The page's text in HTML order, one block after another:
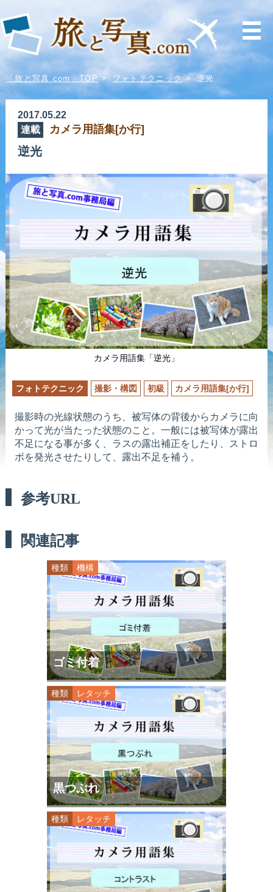
「旅と写真.com」TOP> フォトテクニック> 逆光
2017.05.22
連載
カメラ用語集[か行]
逆光
カメラ用語集「逆光」
フォトテクニック 撮影・構図 初級 カメラ用語集[か行]
撮影時の光線状態のうち、被写体の背後からカメラに向
かって光が当たった状態のこと。一般には被写体が露出
不足になる事が多く、ラスの露出補正をしたり、ストロ
ボを発光させたりして、露出不足を補う。
参考URL
関連記事
種類 機構
ゴミ付着
種類 レタッチ
黒つぶれ
種類 レタッチ